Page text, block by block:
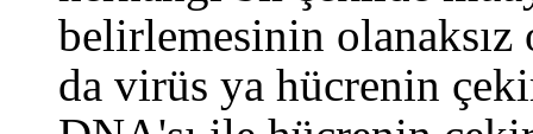
belirlemesinin
da virüs ya hücrenin